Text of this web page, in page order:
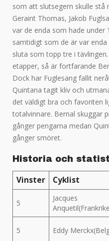
som att slutsegern skulle stå
Geraint Thomas, Jakob
var de enda som hade under
samtidigt som de är var
sluta som topp tre i
etapper, så är fortfarande
Dock har Fuglesang fallit
Quintana tagit kliv och
det väldigt bra och favoriten
totalvinnare. Bernal skuggar
gånger pengarna medan
gånger smöret.
Historia och
Vinster Cyklist
5
Jacques
5 Eddy